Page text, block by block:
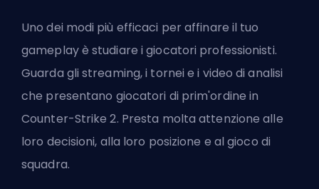
Uno dei modi più efficaci per affinare il tuo
gameplay è studiare i giocatori professionisti.
Guarda gli streaming, i tornei e i video di analisi
che presentano giocatori di prim'ordine in
Counter-Strike 2. Presta molta attenzione alle
loro decisioni, alla loro posizione e al gioco di
squadra.